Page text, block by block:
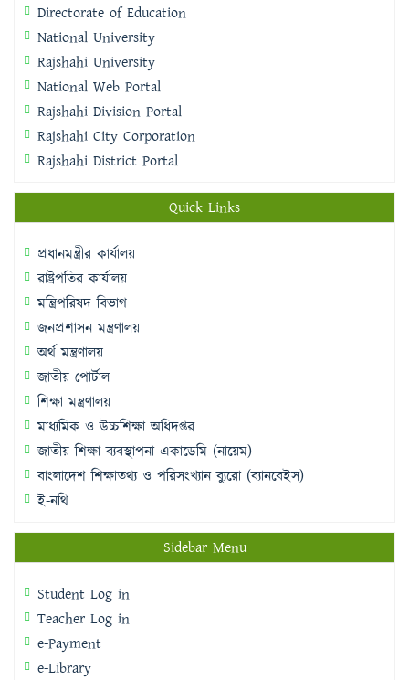
Directorate of Education
National University
Rajshahi University
National Web Portal
Rajshahi Division Portal
Rajshahi City Corporation
Rajshahi District Portal
Quick Links
প্রধানমন্ত্রীর কার্যালয়
রাষ্ট্রপতির কার্যালয়
মন্ত্রিপরিষদ বিভাগ
জনপ্রশাসন মন্ত্রণালয়
অর্থ মন্ত্রণালয়
জাতীয় পোর্টাল
শিক্ষা মন্ত্রণালয়
মাধ্যমিক ও উচ্চশিক্ষা অধিদপ্তর
জাতীয় শিক্ষা ব্যবস্থাপনা একাডেমি (নায়েম)
বাংলাদেশ শিক্ষাতথ্য ও পরিসংখ্যান ব্যুরো (ব্যানবেইস)
ই-নথি
Sidebar Menu
Student Log in
Teacher Log in
e-Payment
e-Library